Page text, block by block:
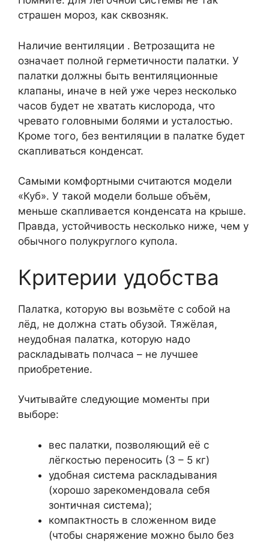
страшен мороз, как сквозняк.
Наличие вентиляции . Ветрозащита не
означает полной герметичности палатки. У
палатки должны быть вентиляционные
клапаны, иначе в ней уже через несколько
часов будет не хватать кислорода, что
чревато головными болями и усталостью.
Кроме того, без вентиляции в палатке будет
скапливаться конденсат.
Самыми комфортными считаются модели
«Куб». У такой модели больше объём,
меньше скапливается конденсата на крыше.
Правда, устойчивость несколько ниже, чем у
обычного полукруглого купола.
Критерии удобства
Палатка, которую вы возьмёте с собой на
лёд, не должна стать обузой. Тяжёлая,
неудобная палатка, которую надо
раскладывать полчаса – не лучшее
приобретение.
Учитывайте следующие моменты при
выборе:
вес палатки, позволяющий её с
лёгкостью переносить (3 – 5 кг)
удобная система раскладывания
(хорошо зарекомендовала себя
зонтичная система);
компактность в сложенном виде
(чтобы снаряжение можно было без